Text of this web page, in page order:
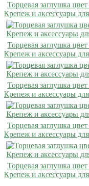
Торцевая заглушка
Крепеж и аксессуары
Торцевая заглушка
Крепеж и аксессуары
Торцевая заглушка
Крепеж и аксессуары
Торцевая заглушка
Крепеж и аксессуары
Торцевая заглушка
Крепеж и аксессуары